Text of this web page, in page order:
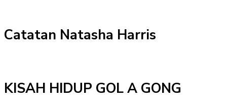
Catatan Natasha Harris
KISAH HIDUP GOL A GONG